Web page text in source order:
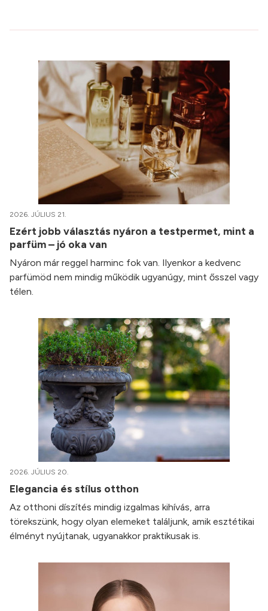
2026. JÚLIUS 21.
Ezért jobb választás nyáron a testpermet, mint a
parfüm – jó oka van
Nyáron már reggel harminc fok van. Ilyenkor a kedvenc
parfümöd nem mindig működik ugyanúgy, mint ősszel vagy
télen.
2026. JÚLIUS 20.
Elegancia és stílus otthon
Az otthoni díszítés mindig izgalmas kihívás, arra
törekszünk, hogy olyan elemeket találjunk, amik esztétikai
élményt nyújtanak, ugyanakkor praktikusak is.